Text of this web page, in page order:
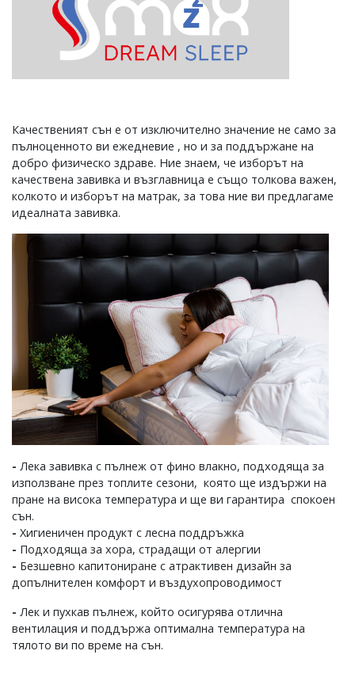
Качественият сън е от изключително значение не само за
пълноценното ви ежедневие , но и за поддържане на
добро физическо здраве. Ние знаем, че изборът на
качествена завивка и възглавница е също толкова важен,
колкото и изборът на матрак, за това ние ви предлагаме
идеалната завивка.
- Лека завивка с пълнеж от фино влакно, подходяща за
използване през топлите сезони, която ще издържи на
пране на висока температура и ще ви гарантира спокоен
сън.
- Хигиеничен продукт с лесна поддръжка
- Подходяща за хора, страдащи от алергии
- Безшевно капитониране с атрактивен дизайн за
допълнителен комфорт и въздухопроводимост
- Лек и пухкав пълнеж, който осигурява отлична
вентилация и поддържа оптимална температура на
тялото ви по време на сън.